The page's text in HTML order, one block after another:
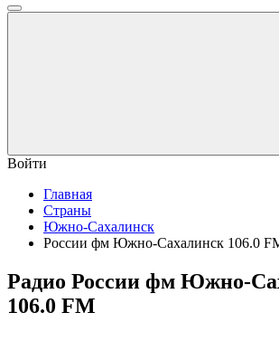
Войти
Главная
Страны
Южно-Сахалинск
России фм Южно-Сахалинск 106.0
Радио России фм Южно-
106.0 FM